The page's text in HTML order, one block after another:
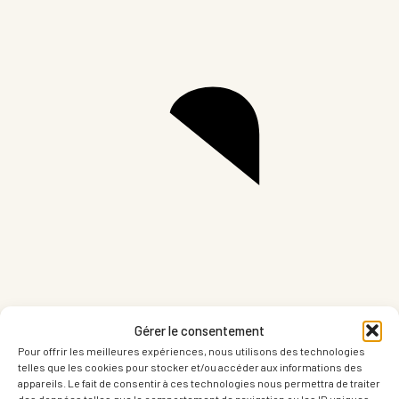
Gérer le consentement
Pour offrir les meilleures expériences, nous utilisons des technologies
telles que les cookies pour stocker et/ou accéder aux informations des
appareils. Le fait de consentir à ces technologies nous permettra de traiter